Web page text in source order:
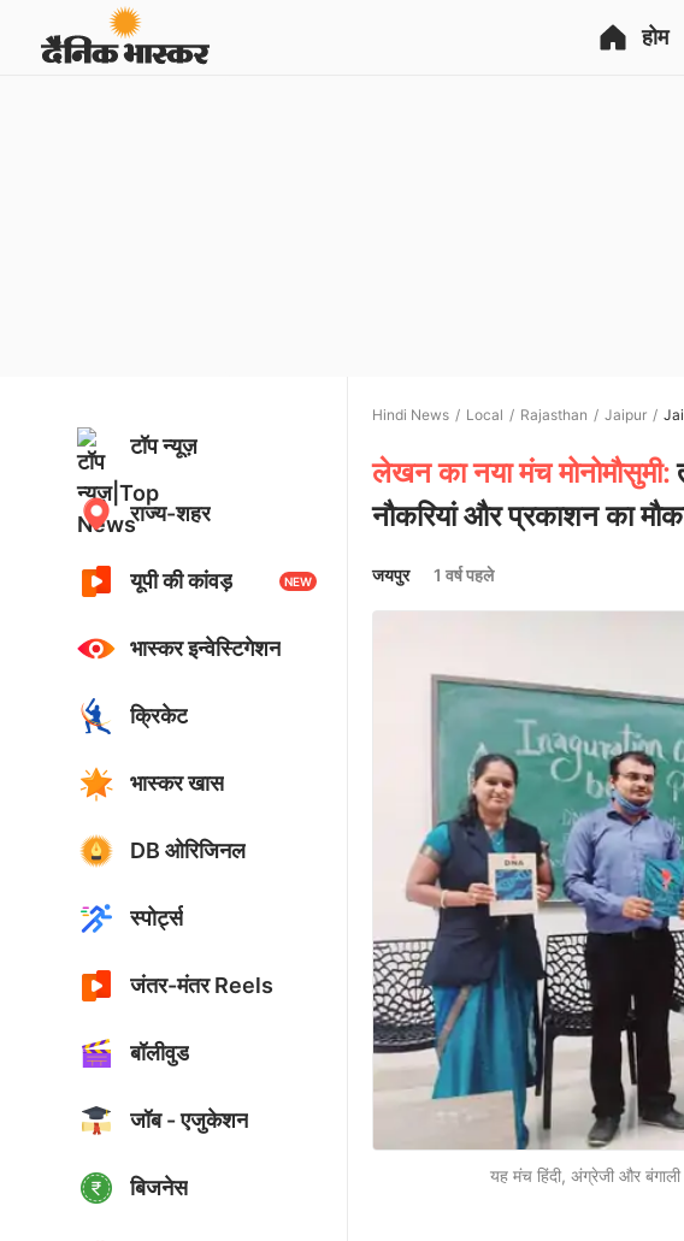
होम
टॉप न्यूज़
राज्य-शहर
यूपी की कांवड़ NEW
भास्कर इन्वेस्टिगेशन
क्रिकेट
भास्कर खास
DB ओरिजिनल
स्पोर्ट्स
जंतर-मंतर Reels
बॉलीवुड
जॉब - एजुकेशन
बिजनेस
Hindi News Local Rajasthan Jaipur
लेखन का नया मंच मोनोमौसुमी:
नौकरियां और प्रकाशन का
जयपुर 1 वर्ष पहले
यह मंच हिंदी, अंग्रेजी और